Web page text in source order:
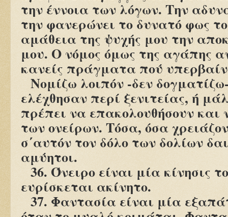
την έννοια των λόγων. Την
την φανερώνει το δυνατό φως
αμάθεια της ψυχής μου την
μου. Ο νόμος όμως της αγάπης
κανείς πράγματα πού
Νομίζω λοιπόν -δεν
ελέχθησαν περί ξενιτείας, ή
πρέπει να επακολουθήσουν και
των ονείρων. Τόσα, όσα
σ΄αυτόν τον δόλο των δολίων
αμύητοι.
36. Όνειρο είναι μία κίνησις
ευρίσκεται ακίνητο.
37. Φαντασία είναι μία